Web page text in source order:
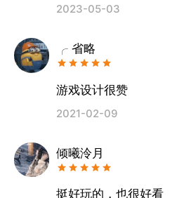
2023-05-03
╭ 省略
游戏设计很赞
2021-02-09
倾曦泠月
挺好玩的，也很好看